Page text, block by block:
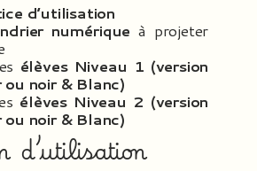
d’utilisation
numérique à projeter
élèves Niveau 1 (version
noir & Blanc)
élèves Niveau 2 (version
noir & Blanc)
d’utilisation